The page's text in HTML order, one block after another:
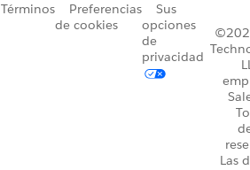
Términos
Preferencias
de cookies
Sus
opciones
de
privacidad
Las